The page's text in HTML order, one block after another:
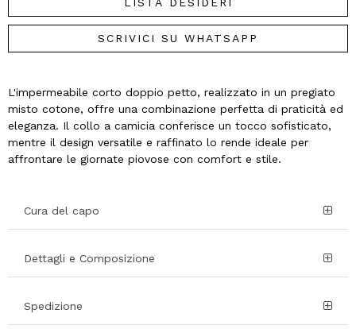
SCRIVICI SU WHATSAPP
L'impermeabile corto doppio petto, realizzato in un pregiato
misto cotone, offre una combinazione perfetta di praticità ed
eleganza. Il collo a camicia conferisce un tocco sofisticato,
mentre il design versatile e raffinato lo rende ideale per
affrontare le giornate piovose con comfort e stile.
Cura del capo
Dettagli e Composizione
Spedizione